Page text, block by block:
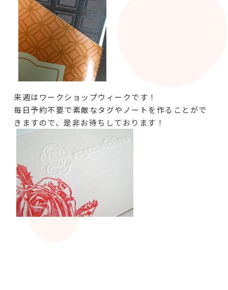
来週はワークショップウィークです！
毎日予約不要で素敵なタグやノートを作ることがで
きますので、是非お待ちしております！